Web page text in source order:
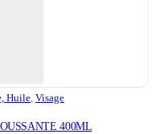
Huile Visage
400ML